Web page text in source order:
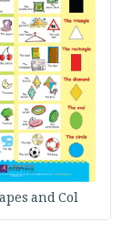
and Col